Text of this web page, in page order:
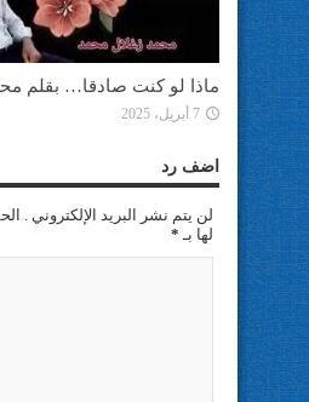
ماذا لو كنت صادقا… بقلم
7 أبريل، 2025
اضف رد
لن يتم نشر البريد الإلكتروني .
لها بـ *